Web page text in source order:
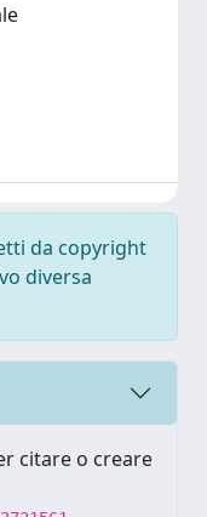
da copyright
diversa
citare o creare